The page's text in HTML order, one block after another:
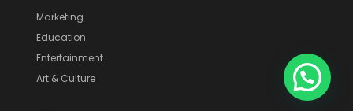
Marketing
Education
Entertainment
Art & Culture